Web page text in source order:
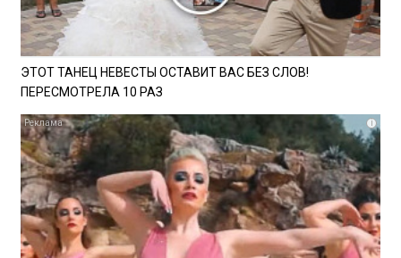
ЭТОТ ТАНЕЦ НЕВЕСТЫ ОСТАВИТ ВАС БЕЗ СЛОВ!
ПЕРЕСМОТРЕЛА 10 РАЗ
i